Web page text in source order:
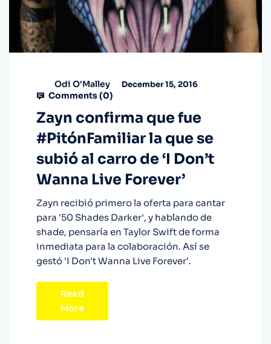
Odi O'Malley December 15, 2016
Comments (0)
Zayn confirma que fue
#PitónFamiliar la que se
subió al carro de ‘I Don’t
Wanna Live Forever’
Zayn recibió primero la oferta para cantar
para '50 Shades Darker', y hablando de
shade, pensaría en Taylor Swift de forma
inmediata para la colaboración. Así se
gestó 'I Don't Wanna Live Forever'.
Read
More